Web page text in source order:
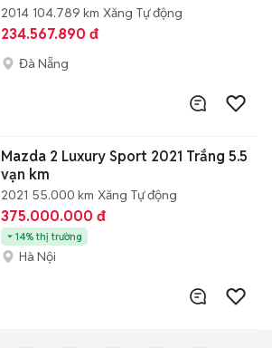
2014 104.789 km Xăng Tự động
234.567.890 đ
Đà Nẵng
Mazda 2 Luxury Sport 2021 Trắng 5.5
vạn km
2021 55.000 km Xăng Tự động
375.000.000 đ
14% thị trường
Hà Nội